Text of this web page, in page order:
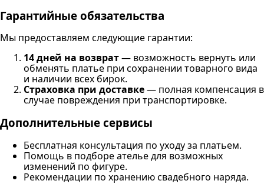
Гарантийные обязательства
Мы предоставляем следующие гарантии:
14 дней на возврат— возможность вернуть или
обменять платье при сохранении товарного вида
и наличии всех бирок.
Страховка при доставке— полная компенсация в
случае повреждения при транспортировке.
Дополнительные сервисы
Бесплатная консультация по уходу за платьем.
Помощь в подборе ателье для возможных
изменений по фигуре.
Рекомендации по хранению свадебного наряда.